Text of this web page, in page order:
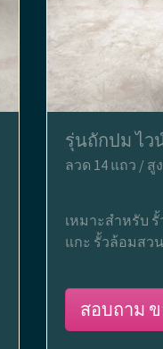
รุ่นถักปม ไว
ลวด 14 แถว / สู
เหมาะสำหรับ
แกะ รั้วล้อมสว
สอบถาม